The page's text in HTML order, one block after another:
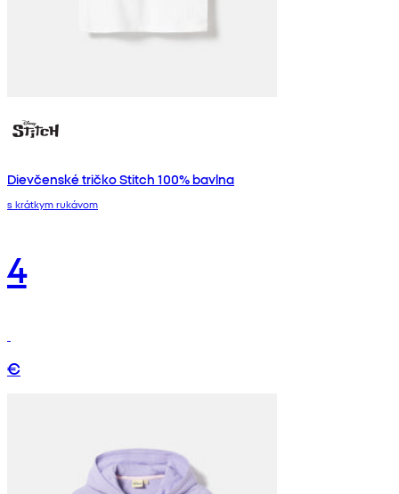
Dievčenské tričko Stitch 100% bavlna
s krátkym rukávom
4
€